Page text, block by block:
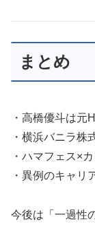
まとめ
・高橋優斗は元
・横浜バニラ株
・ハマフェス×
・異例のキャリ
今後は「一過性